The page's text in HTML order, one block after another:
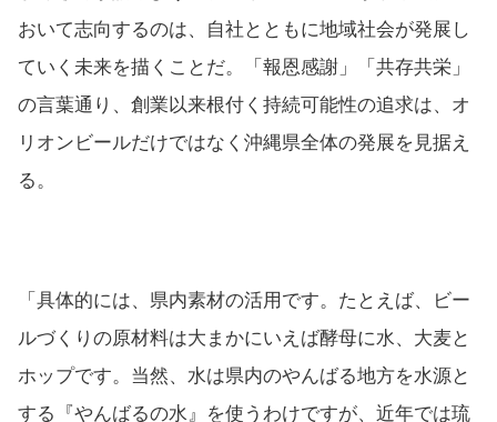
おいて志向するのは、自社とともに地域社会が発展し
ていく未来を描くことだ。「報恩感謝」「共存共栄」
の言葉通り、創業以来根付く持続可能性の追求は、オ
リオンビールだけではなく沖縄県全体の発展を見据え
る。
「具体的には、県内素材の活用です。たとえば、ビー
ルづくりの原材料は大まかにいえば酵母に水、大麦と
ホップです。当然、水は県内のやんばる地方を水源と
する『やんばるの水』を使うわけですが、近年では琉